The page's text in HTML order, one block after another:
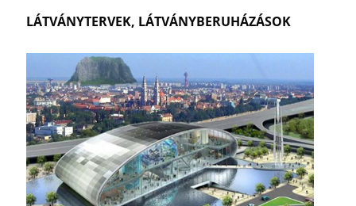
LÁTVÁNYTERVEK, LÁTVÁNYBERUHÁZÁSOK